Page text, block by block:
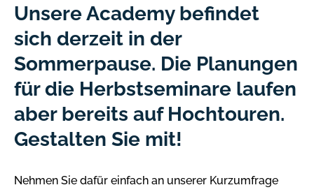
Unsere Academy befindet
sich derzeit in der
Sommerpause. Die Planungen
für die Herbstseminare laufen
aber bereits auf Hochtouren.
Gestalten Sie mit!
Nehmen Sie dafür einfach an unserer Kurzumfrage